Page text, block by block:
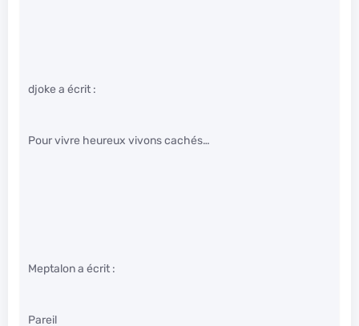
djoke a écrit :
Pour vivre heureux vivons cachés…
Meptalon a écrit :
Pareil